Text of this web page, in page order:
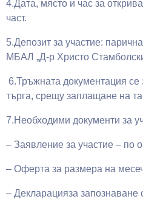
4.Дата, място и час за
част.
5.Депозит за участие:
МБАЛ „Д-р Христо
6.Тръжната документация
търга, срещу заплащане на
7.Необходими документи за
– Заявление за участие – по
– Оферта за размера на
– Декларацияза